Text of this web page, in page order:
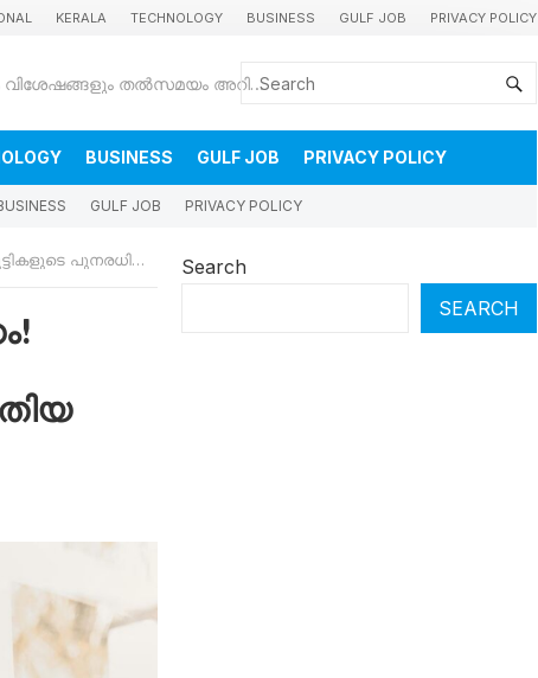
KERALA TECHNOLOGY BUSINESS GULF JOB PRIVACY POLICY
കുവൈറ്റിലെ വാർത്തകളും വിശേഷങ്ങളും തൽസമയം അറിയാൻ
BUSINESS GULF JOB PRIVACY POLICY
GULF JOB PRIVACY POLICY
ദുബായുടെ പുതിയ പദ്ധതി
Search
SEARCH